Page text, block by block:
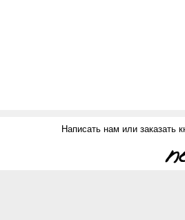
Написать нам или заказать